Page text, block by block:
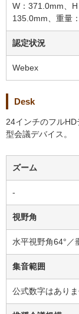
W：371.0mm、
135.0mm、重量
認定状況
Webex
Desk
24インチのフル
型会議デバイス。
ズーム
-
視野角
水平視野角64°／
集音範囲
公式数字はあり